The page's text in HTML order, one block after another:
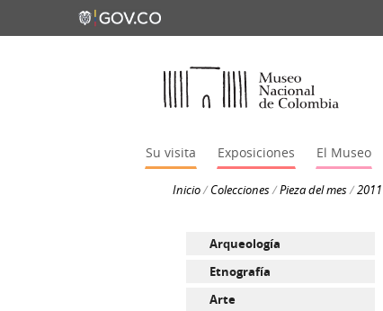
Su visita Exposiciones El Museo
Inicio/Colecciones/Pieza del mes/2011
Arqueología
Etnografía
Arte